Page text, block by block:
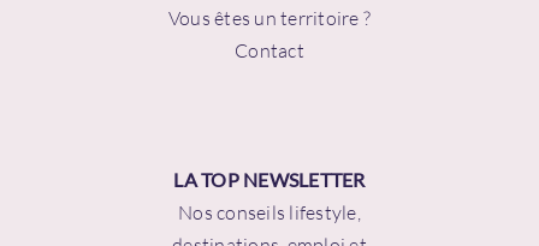
Vous êtes un territoire ?
Contact
LA TOP NEWSLETTER
Nos conseils lifestyle,